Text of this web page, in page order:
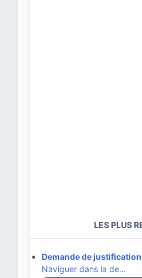
LES PLUS
Demande de
Naviguer dans la de…